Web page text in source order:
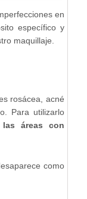
en
específico y
maquillaje.
rosácea, acné
Para utilizarlo
áreas con
como